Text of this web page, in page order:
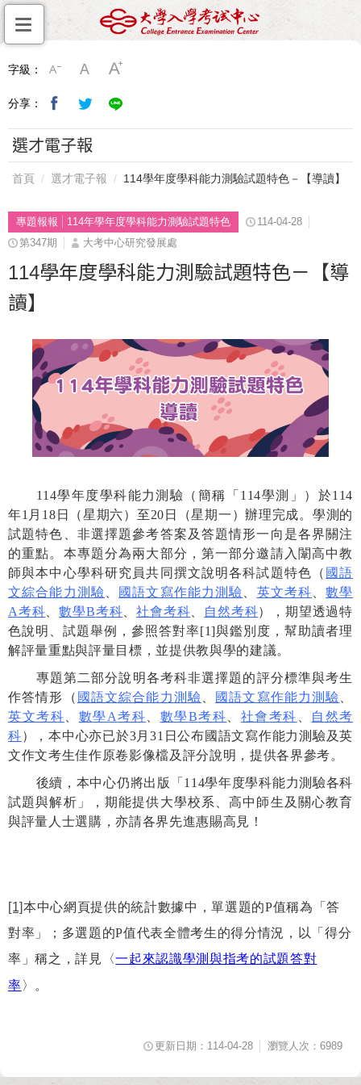
字級：
分享：
選才電子報
首頁 選才電子報 114學年度學科能力測驗試題特色－【導讀】
專題報報 114年學年度學科能力測驗試題特色
114-04-28
第347期
大考中心研究發展處
114學年度學科能力測驗試題特色－【導
讀】
114學年度學科能力測驗（簡稱「 114學測」）於114
年1 月 18 日（星期六）至20 日（星期一）辦理完成。學測的
試題特色、非選擇題參考答案及答題情形一向是各界關注
的重點。本專題分為兩大部分，第一部分邀請入闈高中教
師與本中心學科研究員共同撰文說明各科試題特色（ 國語
文綜合能力測驗
國語文寫作能力測驗 英文考科 、數學
A考科 、數學B考科 、社會考科 自然考科），期望透過特
色說明、試題舉例，參照答對率[1]與鑑別度，幫助讀者理
解評量重點與評量目標，並提供教與學的建議。
專題第二部分說明各考科非選擇題的評分標準與考生
作答情形（ 國語文綜合能力測驗 國語文寫作能力測驗
英文考科
數學 A考科 數學B考科 社會考科
自然考
科），本中心亦已於3月31 日公布國語文寫作能力測驗及英
文作文考生佳作原卷影像檔及評分說明，提供各界參考。
後續，本中心仍將出版「 114學年度學科能力測驗各科
試題與解析」，期能提供大學校系、高中師生及關心教育
與評量人士選購，亦請各界先進惠賜高見！
[1]本中心網頁提供的統計數據中，單選題的P值稱為「答
對率」；多選題的P值代表全體考生的得分情況，以「得分
率」稱之，詳見〈一起來認識學測與指考的試題答對
率〉。
更新日期：114-04-28 瀏覽人次：6989